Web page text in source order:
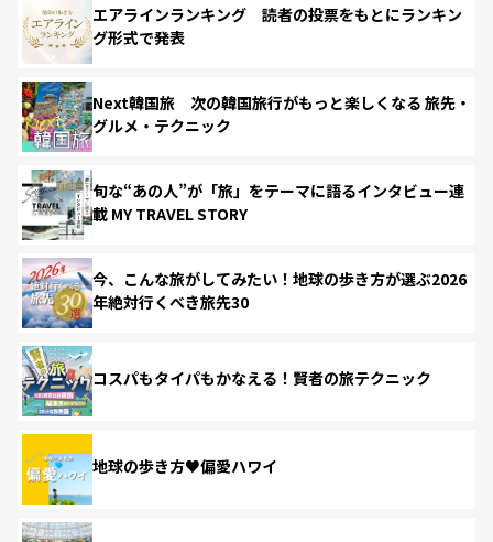
エアラインランキング 読者の投票をもとにランキン
グ形式で発表
Next韓国旅 次の韓国旅行がもっと楽しくなる 旅先・
グルメ・テクニック
旬な“あの人”が「旅」をテーマに語るインタビュー連
載 MY TRAVEL STORY
今、こんな旅がしてみたい！地球の歩き方が選ぶ2026
年絶対行くべき旅先30
コスパもタイパもかなえる！賢者の旅テクニック
地球の歩き方♥偏愛ハワイ